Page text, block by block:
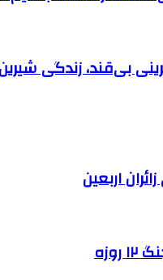
بی‌قند، زندگی
اربعین